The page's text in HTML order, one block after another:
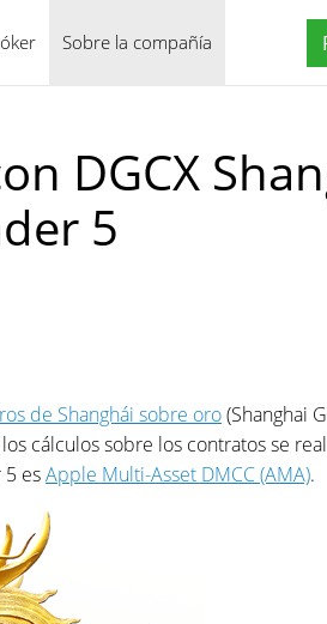
Sobre la compañía
DGCX
5
de Shanghái sobre oro(Shanghai
cálculos sobre los contratos se
esApple Multi-Asset DMCC (AMA).